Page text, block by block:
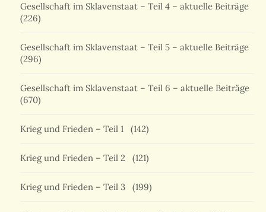
Gesellschaft im Sklavenstaat – Teil 4 – aktuelle Beiträge
(226)
Gesellschaft im Sklavenstaat – Teil 5 – aktuelle Beiträge
(296)
Gesellschaft im Sklavenstaat – Teil 6 – aktuelle Beiträge
(670)
Krieg und Frieden – Teil 1 (142)
Krieg und Frieden – Teil 2 (121)
Krieg und Frieden – Teil 3 (199)